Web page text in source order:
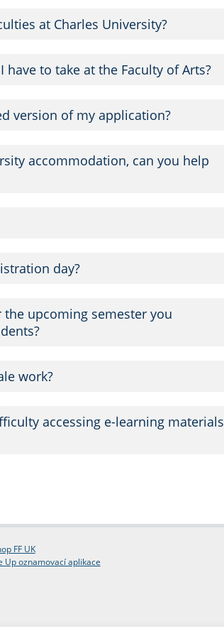
at Charles University?
have to take at the Faculty of Arts?
version of my application?
accommodation, can you help
day?
upcoming semester you
work?
accessing e-learning materials
FF UK
Up oznamovací aplikace